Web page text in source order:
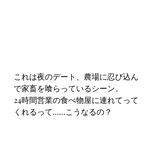
これは夜のデート、農場に忍び込ん
で家畜を喰らっているシーン。
24時間営業の食べ物屋に連れてって
くれるって……こうなるの？